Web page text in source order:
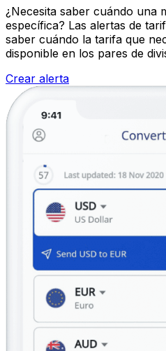
¿Necesita saber cuándo una
específica? Las alertas de
saber cuándo la tarifa que
disponible en los pares de
Crear alerta